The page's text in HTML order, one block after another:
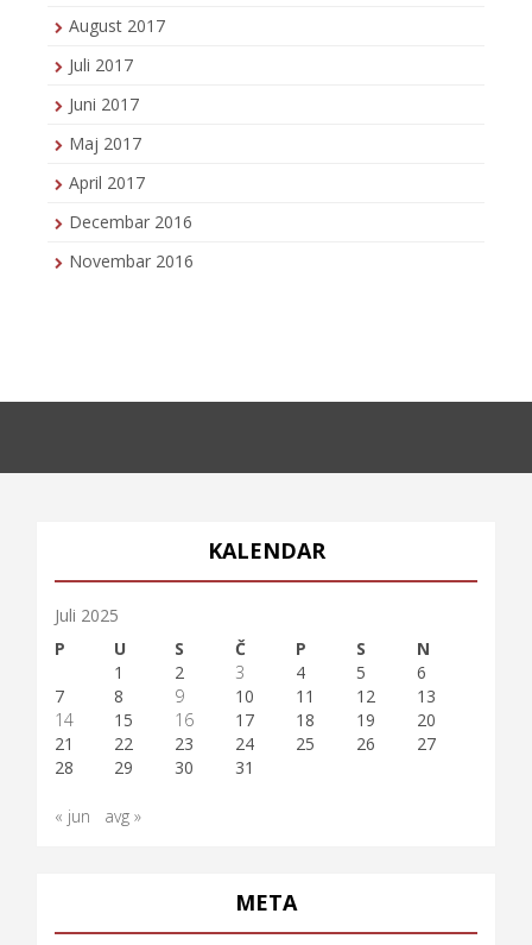
August 2017
Juli 2017
Juni 2017
Maj 2017
April 2017
Decembar 2016
Novembar 2016
KALENDAR
Juli 2025
P
U S Č P S
N
1
2 3 4 5
6
7
8 9 10 11 12
13
14
15 16 17 18 19
20
21
22 23 24 25 26
27
28
29 30 31
« jun avg »
META